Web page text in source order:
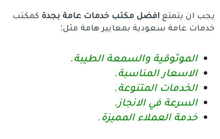
يجب ان يتمتعافضل مكتب خدمات عامة بجدة كمكتب
خدمات عامة سعودية بمعايير هامة مثل:
الموثوقية والسمعة الطيبة.
الاسعار المناسبة.
الخدمات المتنوعة.
السرعة في الانجاز.
خدمة العملاء المميزة.